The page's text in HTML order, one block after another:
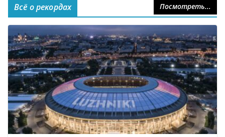
Всё о рекордах Посмотреть...